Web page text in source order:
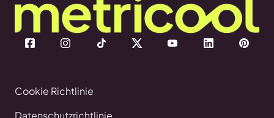
Cookie Richtlinie
Datenschutzrichtlinie